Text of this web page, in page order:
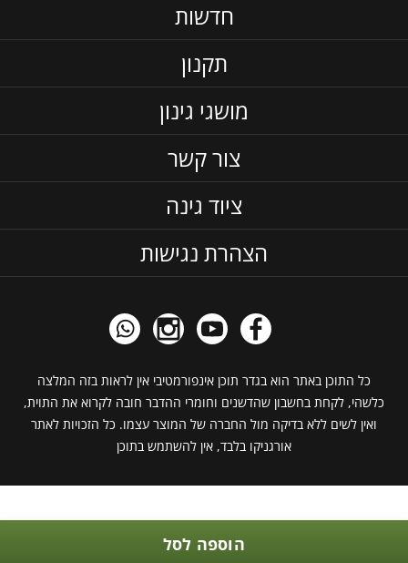
הוספה לסל
חדשות
תקנון
מושגי גינון
צור קשר
ציוד גינה
הצהרת נגישות
כל התוכן באתר הוא בגדר תוכן אינפורמטיבי אין לראות בזה המלצה
כלשהי, לקחת בחשבון שהדשנים וחומרי ההדבר חובה לקרוא את התוית,
ואין לשים ללא בדיקה מול החברה של המוצר עצמו. כל הזכויות לאתר
אורגניקו בלבד, אין להשתמש בתוכן